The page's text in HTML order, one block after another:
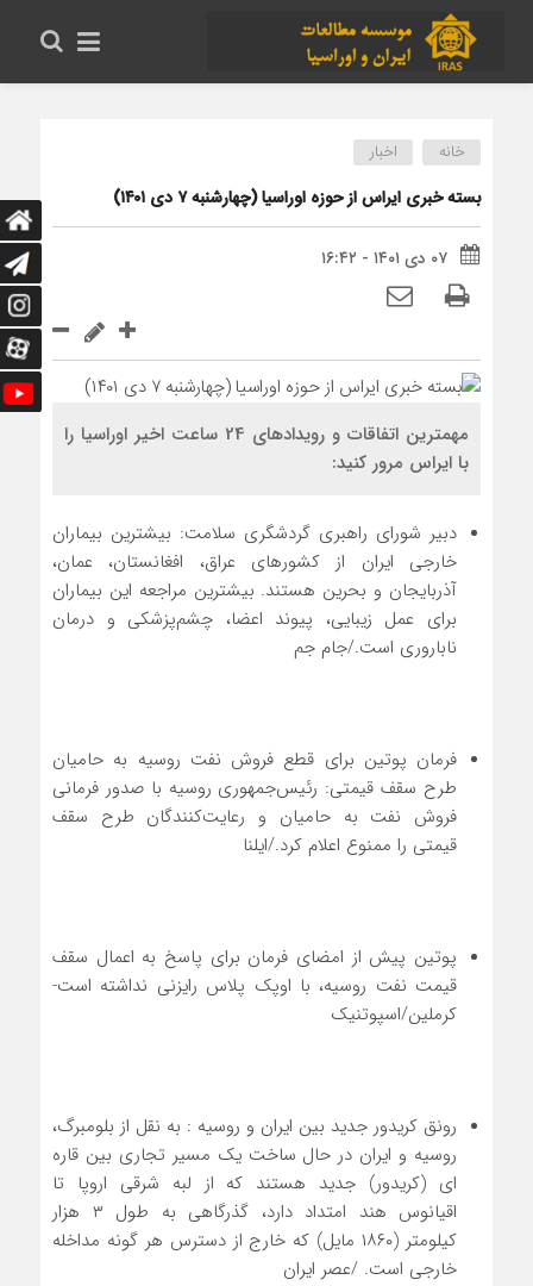
خانه اخبار
بسته خبری ایراس از حوزه اوراسیا (چهارشنبه ۷ دی ۱۴۰۱)
۰۷ دی ۱۴۰۱ - ۱۶:۴۲
مهمترین اتفاقات و رویدادهای 24 ساعت اخیر اوراسیا را
با ایراس مرور کنید:
دبیر شورای راهبری گردشگری سلامت: بیشترین بیماران
خارجی ایران از کشورهای عراق، افغانستان، عمان،
آذربایجان و بحرین هستند. بیشترین مراجعه این بیماران
برای عمل زیبایی، پیوند اعضا، چشم‌پزشکی و درمان
ناباروری است./جام جم
فرمان پوتین برای قطع فروش نفت روسیه به حامیان
طرح سقف قیمتی: رئیس‌جمهوری روسیه با صدور فرمانی
فروش نفت به حامیان و رعایت‌کنندگان طرح سقف
قیمتی را ممنوع اعلام کرد./ایلنا
پوتین پیش از امضای فرمان برای پاسخ به اعمال سقف
قیمت نفت روسیه، با اوپک پلاس رایزنی نداشته است-
کرملین/اسپوتنیک
رونق کریدور جدید بین ایران و روسیه : به نقل از بلومبرگ،
روسیه و ایران در حال ساخت یک مسیر تجاری بین قاره
ای (کریدور) جدید هستند که از لبه شرقی اروپا تا
اقیانوس هند امتداد دارد، گذرگاهی به طول ۳ هزار
کیلومتر (۱۸۶۰ مایل) که خارج از دسترس هر گونه مداخله
خارجی است. /عصر ایران